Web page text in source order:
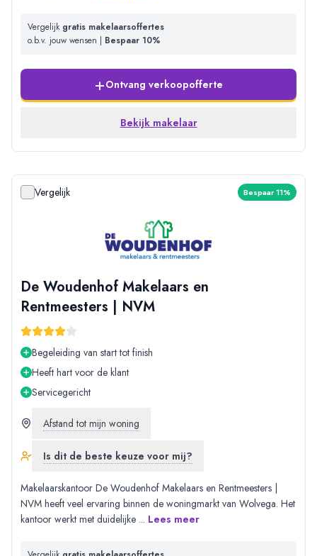
Vergelijk gratis makelaarsoffertes
o.b.v. jouw wensen | Bespaar 10%
+Ontvang verkoopofferte
Bekijk makelaar
Vergelijk Bespaar 11%
De Woudenhof Makelaars en
Rentmeesters | NVM
Begeleiding van start tot finish
Heeft hart voor de klant
Servicegericht
Afstand tot mijn woning
Is dit de beste keuze voor mij?
Makelaarskantoor De Woudenhof Makelaars en Rentmeesters |
NVM heeft veel ervaring binnen de woningmarkt van Wolvega. Het
kantoor werkt met duidelijke ... Lees meer